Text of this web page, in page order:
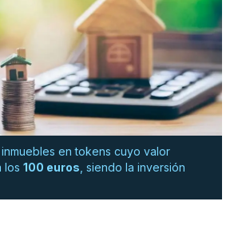
en tokens cuyo valor
los 100 euros , siendo la inversión